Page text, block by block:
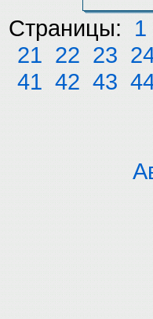
Страницы: 1
21 22 23
41 42 43